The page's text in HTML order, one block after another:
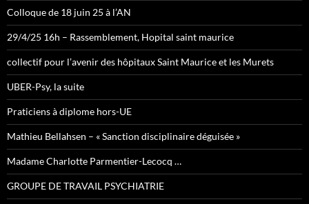
Colloque de 18 juin 25 à l’AN
29/4/25 16h – Rassemblement, Hopital saint maurice
collectif pour l’avenir des hôpitaux Saint Maurice et les Murets
UBER-Psy, la suite
Praticiens à diplome hors-UE
Mathieu Bellahsen – « Sanction disciplinaire déguisée »
Madame Charlotte Parmentier-Lecocq …
GROUPE DE TRAVAIL PSYCHIATRIE